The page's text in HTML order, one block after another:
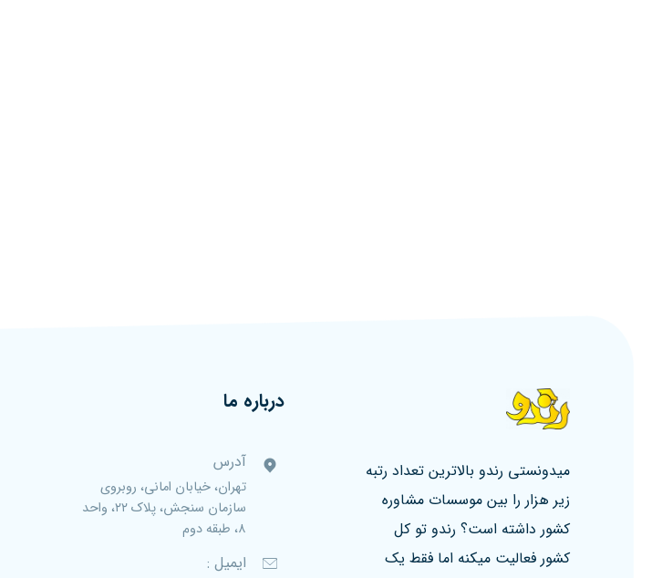
میدونستی رندو بالاترین تعداد رتبه
زیر هزار را بین موسسات مشاوره
کشور داشته است؟ رندو تو کل
کشور فعالیت میکنه اما فقط یک
درباره ما
آدرس
تهران، خیابان امانی، روبروی
سازمان سنجش، پلاک ۲۲، واحد
۸، طبقه دوم
ایمیل :